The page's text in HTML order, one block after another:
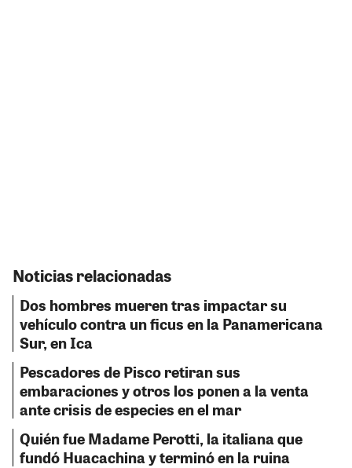
Noticias relacionadas
Dos hombres mueren tras impactar su
vehículo contra un ficus en la Panamericana
Sur, en Ica
Pescadores de Pisco retiran sus
embaraciones y otros los ponen a la venta
ante crisis de especies en el mar
Quién fue Madame Perotti, la italiana que
fundó Huacachina y terminó en la ruina